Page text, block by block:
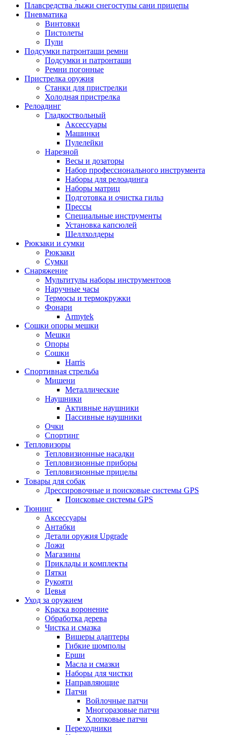
Плавсредства лыжи снегоступы сани прицепы
Пневматика
Винтовки
Пистолеты
Пули
Подсумки патронташи ремни
Подсумки и патронташи
Ремни погонные
Пристрелка оружия
Станки для пристрелки
Холодная пристрелка
Релоадинг
Гладкоствольный
Аксессуары
Машинки
Пулелейки
Нарезной
Весы и дозаторы
Набор профессионального инструмента
Наборы для релоадинга
Наборы матриц
Подготовка и очистка гильз
Прессы
Специальные инструменты
Установка капсюлей
Шеллхолдеры
Рюкзаки и сумки
Рюкзаки
Сумки
Снаряжение
Мультитулы наборы инструментоов
Наручные часы
Термосы и термокружки
Фонари
Armytek
Сошки опоры мешки
Мешки
Опоры
Сошки
Harris
Спортивная стрельба
Мишени
Металлические
Наушники
Активные наушники
Пассивные наушники
Очки
Спортинг
Тепловизоры
Тепловизионные насадки
Тепловизионные приборы
Тепловизионные прицелы
Товары для собак
Дрессировочные и поисковые системы GPS
Поисковые системы GPS
Тюнинг
Аксессуары
Антабки
Детали оружия Upgrade
Ложи
Магазины
Приклады и комплекты
Пятки
Рукояти
Цевья
Уход за оружием
Краска воронение
Обработка дерева
Чистка и смазка
Вишеры адаптеры
Гибкие шомполы
Ерши
Масла и смазки
Наборы для чистки
Направляющие
Патчи
Войлочные патчи
Многоразовые патчи
Хлопковые патчи
Переходники